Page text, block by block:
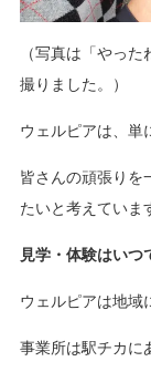
（写真は「やっ
撮りました。）
ウェルピアは、単
皆さんの頑張りを
たいと考えていま
見学・体験はいつ
ウェルピアは地域
事業所は駅チカに